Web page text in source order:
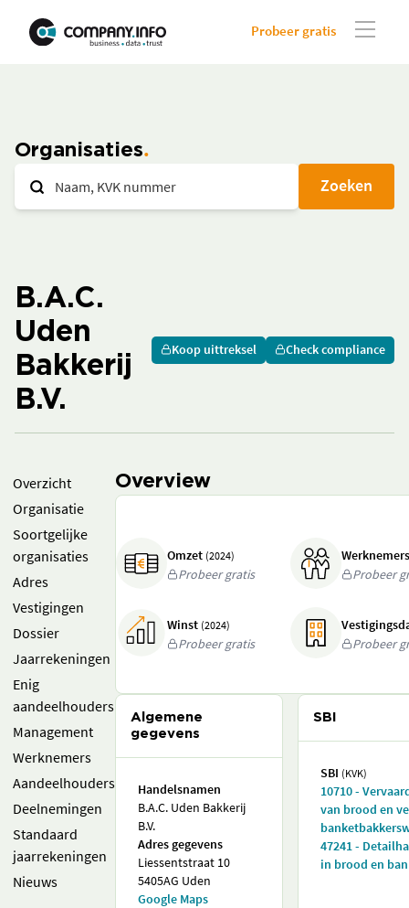
Probeer gratis
Organisaties
Zoeken
B.A.C.
Uden
Bakkerij
B.V.
Koop uittreksel Check compliance
Overzicht
Organisatie
Soortgelijke
organisaties
Adres
Vestigingen
Dossier
Jaarrekeningen
Enig
aandeelhouders
Management
Werknemers
Aandeelhouders
Deelnemingen
Standaard
jaarrekeningen
Nieuws
Overview
Omzet (2024)
Probeer gratis
Probeer
Winst (2024)
Probeer gratis
Probeer
Algemene
gegevens
Handelsnamen
B.A.C. Uden Bakkerij
B.V.
Adres gegevens
Liessentstraat 10
5405AG Uden
Google Maps
SBI
SBI (KVK)
10710 -
van brood en
47241 -
in brood en